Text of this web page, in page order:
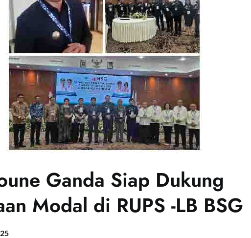
Ganda Siap Dukung
Modal di RUPS -LB BSG